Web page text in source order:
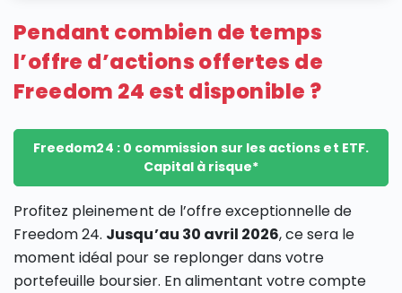
Pendant combien de temps
l’offre d’actions offertes de
Freedom 24 est disponible ?
Freedom24 : 0 commission sur les actions et ETF.
Capital à risque*
Profitez pleinement de l’offre exceptionnelle de
Freedom 24. Jusqu’au 30 avril 2026, ce sera le
moment idéal pour se replonger dans votre
portefeuille boursier. En alimentant votre compte